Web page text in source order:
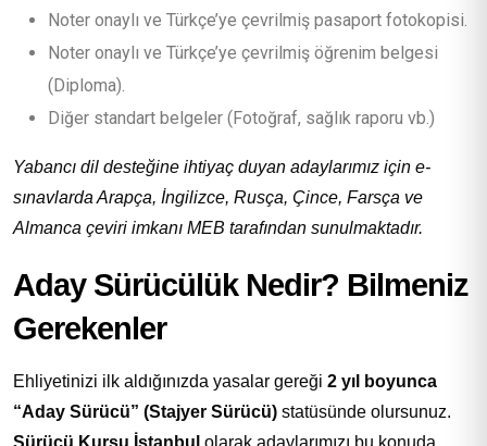
Noter onaylı ve Türkçe’ye çevrilmiş pasaport fotokopisi.
Noter onaylı ve Türkçe’ye çevrilmiş öğrenim belgesi
(Diploma).
Diğer standart belgeler (Fotoğraf, sağlık raporu vb.)
Yabancı dil desteğine ihtiyaç duyan adaylarımız için e-
sınavlarda Arapça, İngilizce, Rusça, Çince, Farsça ve
Almanca çeviri imkanı MEB tarafından sunulmaktadır.
Aday Sürücülük Nedir? Bilmeniz
Gerekenler
Ehliyetinizi ilk aldığınızda yasalar gereği 2 yıl boyunca
“Aday Sürücü” (Stajyer Sürücü) statüsünde olursunuz.
Sürücü Kursu İstanbul olarak adaylarımızı bu konuda